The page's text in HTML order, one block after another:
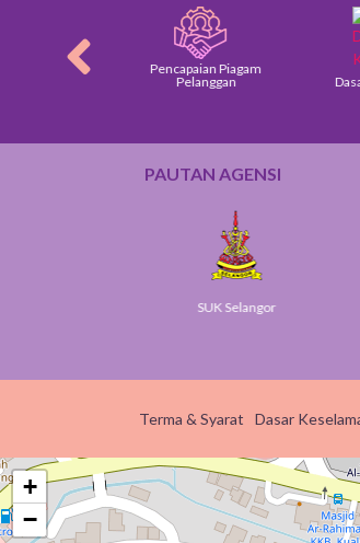
Pencapaian Piagam
Pelanggan
PAUTAN AGENSI
SUK Selangor
Terma & Syarat Dasar
+
−